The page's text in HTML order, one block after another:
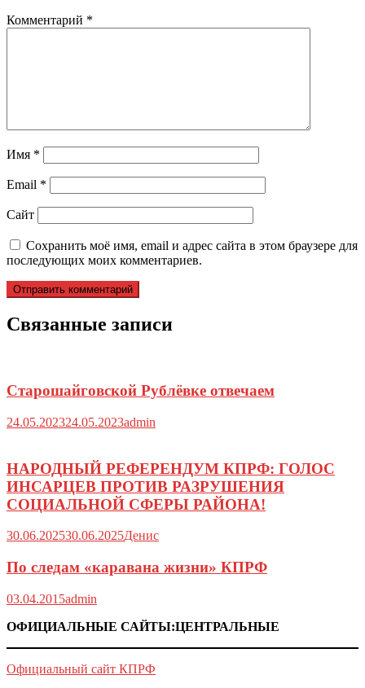
Комментарий *
Имя *
Email *
Сайт
Сохранить моё имя, email и адрес сайта в этом браузере для
последующих моих комментариев.
Связанные записи
Старошайговской Рублёвке отвечаем
24.05.202324.05.2023admin
НАРОДНЫЙ РЕФЕРЕНДУМ КПРФ: ГОЛОС
ИНСАРЦЕВ ПРОТИВ РАЗРУШЕНИЯ
СОЦИАЛЬНОЙ СФЕРЫ РАЙОНА!
30.06.202530.06.2025Денис
По следам «каравана жизни» КПРФ
03.04.2015admin
ОФИЦИАЛЬНЫЕ САЙТЫ:ЦЕНТРАЛЬНЫЕ
Официальный сайт КПРФ